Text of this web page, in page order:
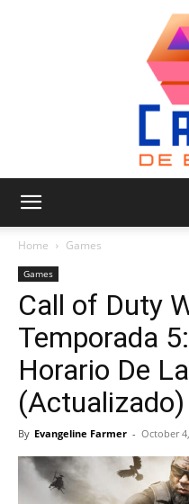
Home Games
Games
Call of Duty
Temporada
Horario De
(Actualizado)
By Evangeline Farmer - October